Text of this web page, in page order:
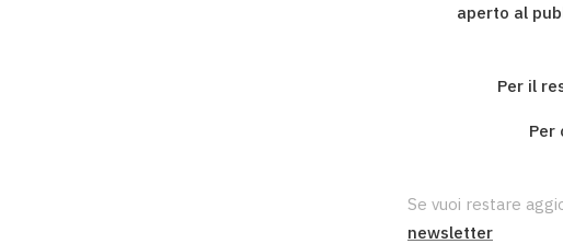
aperto al
Per il
Per
Se vuoi restare
newsletter